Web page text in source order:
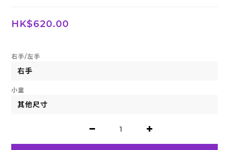
HK$620.00
右手/左手
小童